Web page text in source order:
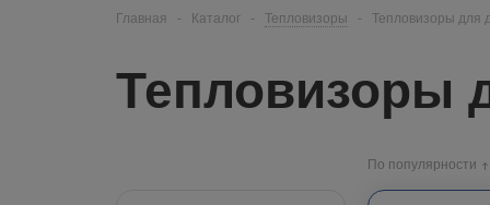
Главная - Каталог - Тепловизоры - Тепловизоры для
Тепловизоры
По популярности